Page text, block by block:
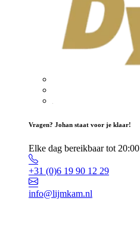
Vragen? Johan staat voor je klaar!
Elke dag bereikbaar tot 20:00
+31 (0)6 19 90 12 29
info@lijmkam.nl